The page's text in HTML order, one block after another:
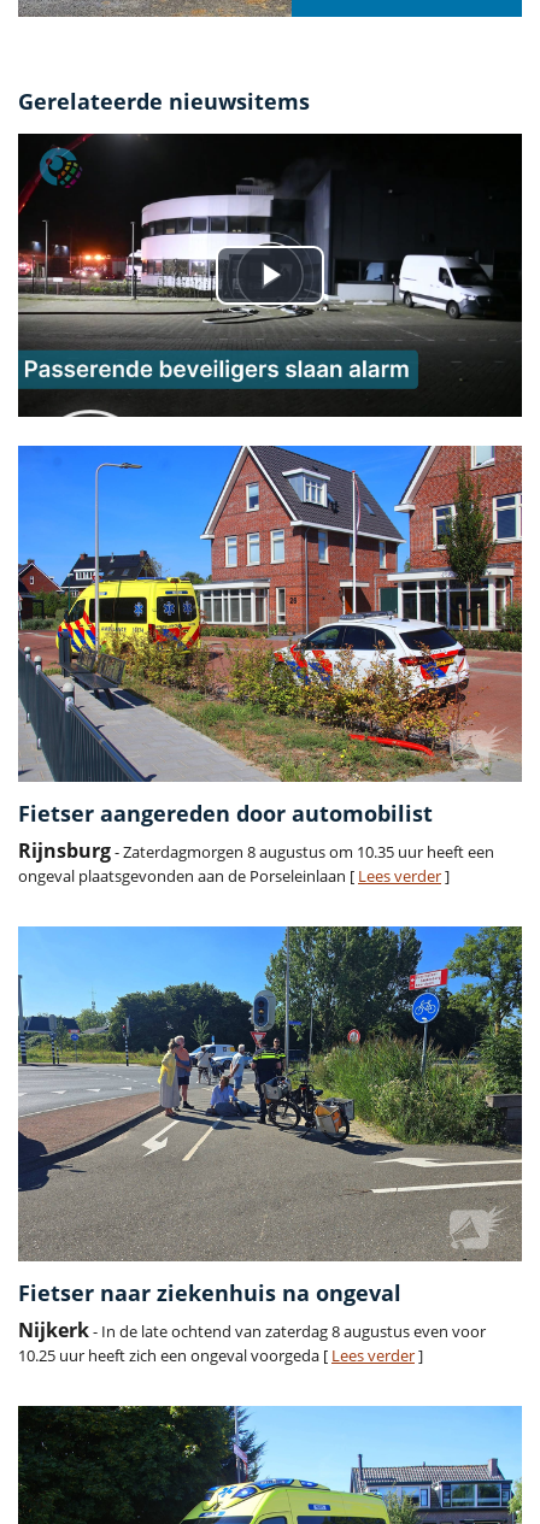
Gerelateerde nieuwsitems
Fietser aangereden door automobilist
Rijnsburg- Zaterdagmorgen 8 augustus om 10.35 uur heeft een
ongeval plaatsgevonden aan de Porseleinlaan [ Lees verder]
Fietser naar ziekenhuis na ongeval
Nijkerk- In de late ochtend van zaterdag 8 augustus even voor
10.25 uur heeft zich een ongeval voorgeda [ Lees verder]